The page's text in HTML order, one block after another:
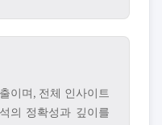
이며, 전체 인사이트
의 정확성과 깊이를